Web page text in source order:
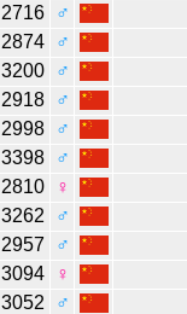
2716
♂
2874
♂
3200
♂
2918
♂
2998
♂
3398
♂
2810
♀
3262
♂
2957
♂
3094
♀
3052
♂